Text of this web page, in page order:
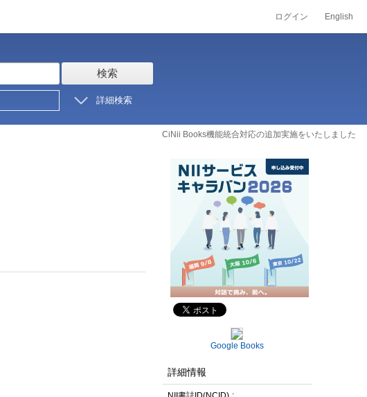
ログイン English
検索
詳細検索
CiNii Books機能統合対応の追加実施をいたしました
Google Books
詳細情報